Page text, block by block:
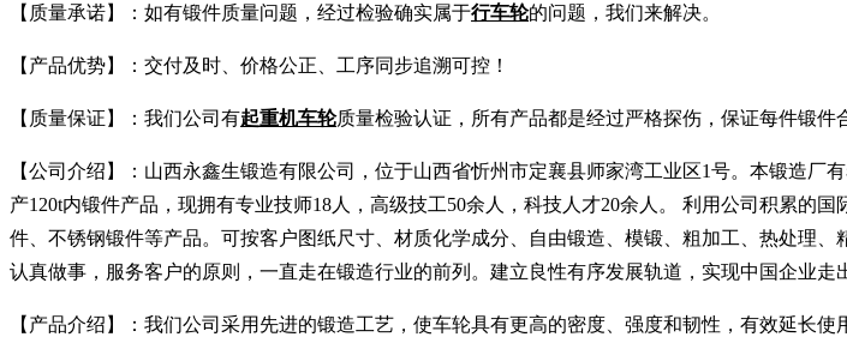
【质量承诺】：如有锻件质量问题，经过检验确实属于行车轮的问题，我们来解决。
【产品优势】：交付及时、价格公正、工序同步追溯可控！
【质量保证】：我们公司有起重机车轮质量检验认证，所有产品都是经过严格探伤，保证每件锻件
【公司介绍】：山西永鑫生锻造有限公司，位于山西省忻州市定襄县师家湾工业区1号。本锻造
产120t内锻件产品，现拥有专业技师18人，高级技工50余人，科技人才20余人。 利用公司积累的
件、不锈钢锻件等产品。可按客户图纸尺寸、材质化学成分、自由锻造、模锻、粗加工、热处理
认真做事，服务客户的原则，一直走在锻造行业的前列。建立良性有序发展轨道，实现中国企业走
【产品介绍】：我们公司采用先进的锻造工艺，使车轮具有更高的密度、强度和韧性，有效延长